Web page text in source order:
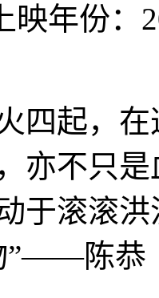
上映年份：
四起，
亦不只
于滚滚
”——陈恭